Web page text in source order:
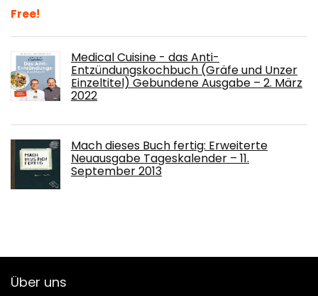
Free!
Medical Cuisine - das Anti-
Entzündungskochbuch (Gräfe und Unzer
Einzeltitel) Gebundene Ausgabe – 2. März
2022
Mach dieses Buch fertig: Erweiterte
Neuausgabe Tageskalender – 11.
September 2013
Über uns